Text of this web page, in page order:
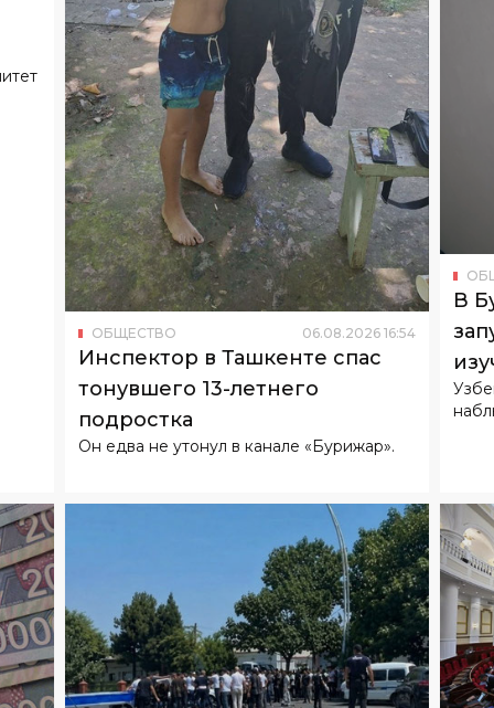
ОБЩЕСТВО 06. 08 .2026 16: 54
Инспектор в Ташкенте спас
тонувшего 13-летнего
подростка
Он едва не утонул в канале «Бурижар».
16:24